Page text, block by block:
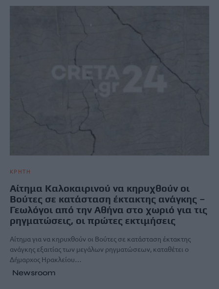
ΚΡΗΤΗ
Αίτημα Καλοκαιρινού να κηρυχθούν οι
Βούτες σε κατάσταση έκτακτης ανάγκης –
Γεωλόγοι από την Αθήνα στο χωριό για τις
ρηγματώσεις, οι πρώτες εκτιμήσεις
Αίτημα για να κηρυχθούν οι Βούτες σε κατάσταση έκτακτης
ανάγκης εξαιτίας των μεγάλων ρηγματώσεων, καταθέτει ο
Δήμαρχος Ηρακλείου…
Newsroom